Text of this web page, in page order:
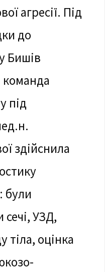
агресії. Під
до
Бишів
команда
під
здійснила
були
сечі, УЗД,
тіла, оцінка